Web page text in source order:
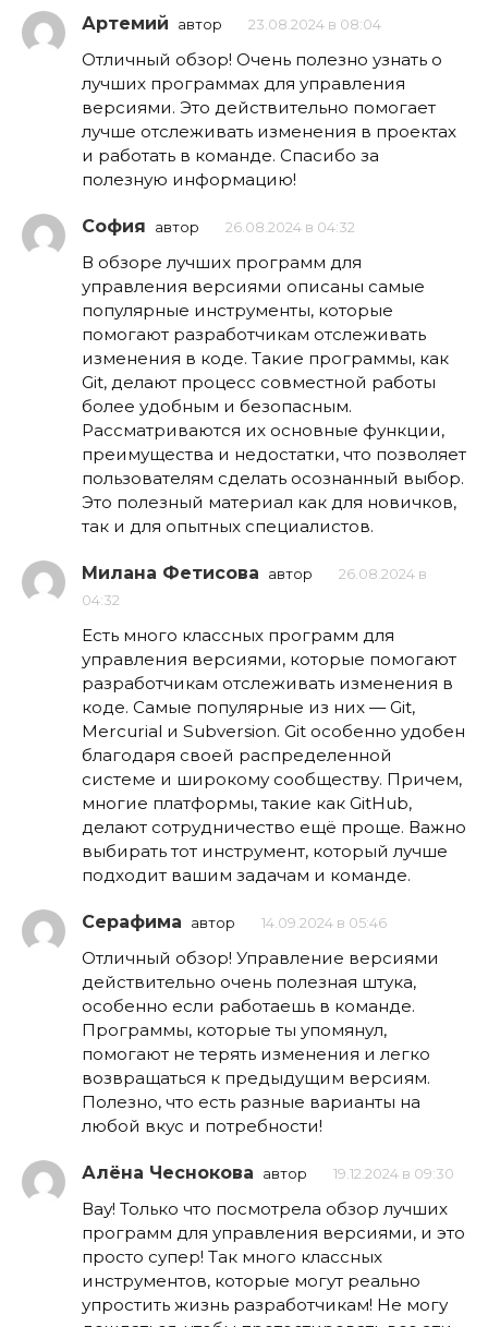
Артемий автор 23.08.2024 в 08:04
Отличный обзор! Очень полезно узнать о
лучших программах для управления
версиями. Это действительно помогает
лучше отслеживать изменения в проектах
и работать в команде. Спасибо за
полезную информацию!
София автор 26.08.2024 в 04:32
В обзоре лучших программ для
управления версиями описаны самые
популярные инструменты, которые
помогают разработчикам отслеживать
изменения в коде. Такие программы, как
Git, делают процесс совместной работы
более удобным и безопасным.
Рассматриваются их основные функции,
преимущества и недостатки, что позволяет
пользователям сделать осознанный выбор.
Это полезный материал как для новичков,
так и для опытных специалистов.
Милана Фетисова автор
26.08.2024 в
04:32
Есть много классных программ для
управления версиями, которые помогают
разработчикам отслеживать изменения в
коде. Самые популярные из них — Git,
Mercurial и Subversion. Git особенно удобен
благодаря своей распределенной
системе и широкому сообществу. Причем,
многие платформы, такие как GitHub,
делают сотрудничество ещё проще. Важно
выбирать тот инструмент, который лучше
подходит вашим задачам и команде.
Серафима автор 14.09.2024 в 05:46
Отличный обзор! Управление версиями
действительно очень полезная штука,
особенно если работаешь в команде.
Программы, которые ты упомянул,
помогают не терять изменения и легко
возвращаться к предыдущим версиям.
Полезно, что есть разные варианты на
любой вкус и потребности!
Алёна Чеснокова автор 19.12.2024 в 09:30
Вау! Только что посмотрела обзор лучших
программ для управления версиями, и это
просто супер! Так много классных
инструментов, которые могут реально
упростить жизнь разработчикам! Не могу